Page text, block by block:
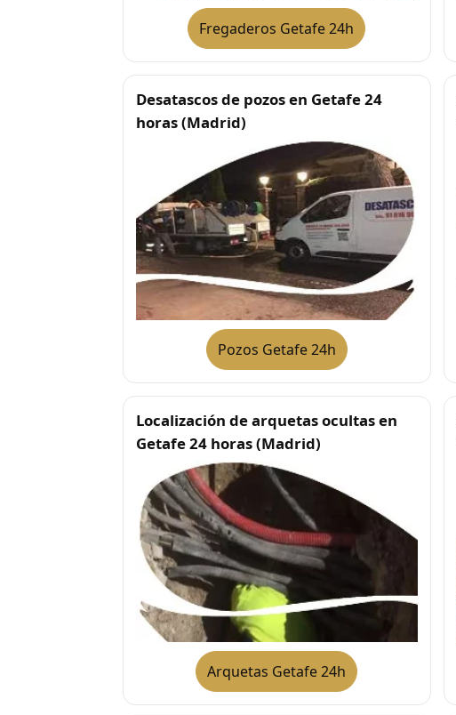
Fregaderos Getafe 24h
Desatascos de pozos en Getafe 24
horas (Madrid)
Pozos Getafe 24h
Localización de arquetas ocultas en
Getafe 24 horas (Madrid)
Arquetas Getafe 24h